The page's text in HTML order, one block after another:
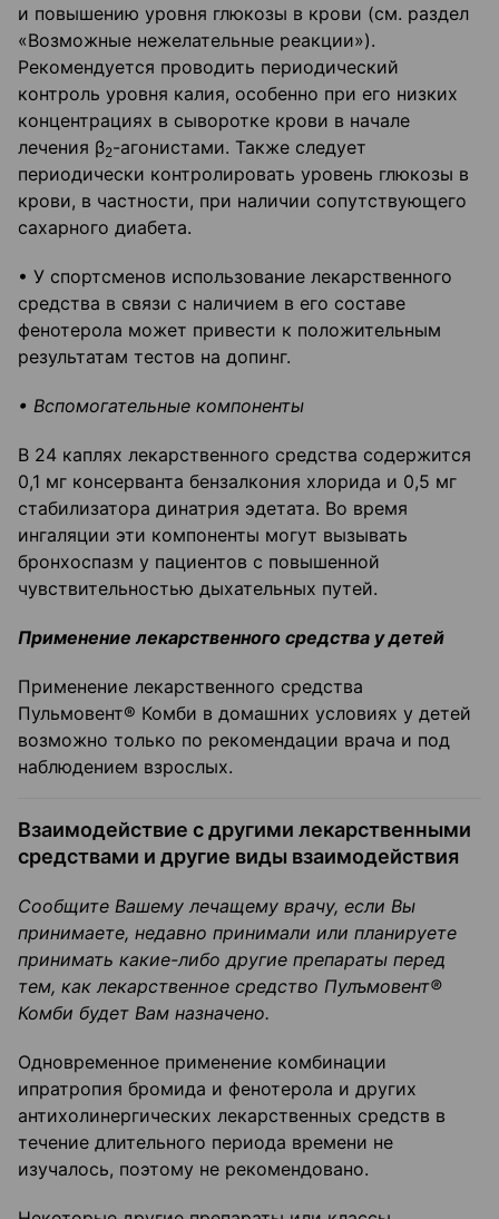
и повышению уровня глюкозы в крови (см. раздел
«Возможные нежелательные реакции»).
Рекомендуется проводить периодический
контроль уровня калия, особенно при его низких
концентрациях в сыворотке крови в начале
лечения β2-агонистами. Также следует
периодически контролировать уровень глюкозы в
крови, в частности, при наличии сопутствующего
сахарного диабета.
• У спортсменов использование лекарственного
средства в связи с наличием в его составе
фенотерола может привести к положительным
результатам тестов на допинг.
• Вспомогательные компоненты
В 24 каплях лекарственного средства содержится
0,1 мг консерванта бензалкония хлорида и 0,5 мг
стабилизатора динатрия эдетата. Во время
ингаляции эти компоненты могут вызывать
бронхоспазм у пациентов с повышенной
чувствительностью дыхательных путей.
Применение лекарственного средства у детей
Применение лекарственного средства
Пульмовент® Комби в домашних условиях у детей
возможно только по рекомендации врача и под
наблюдением взрослых.
Взаимодействие с другими лекарственными
средствами и другие виды взаимодействия
Сообщите Вашему лечащему врачу, если Вы
принимаете, недавно принимали или планируете
принимать какие-либо другие препараты перед
тем, как лекарственное средство Пулъмовент®
Комби будет Вам назначено.
Одновременное применение комбинации
ипратропия бромида и фенотерола и других
антихолинергических лекарственных средств в
течение длительного периода времени не
изучалось, поэтому не рекомендовано.